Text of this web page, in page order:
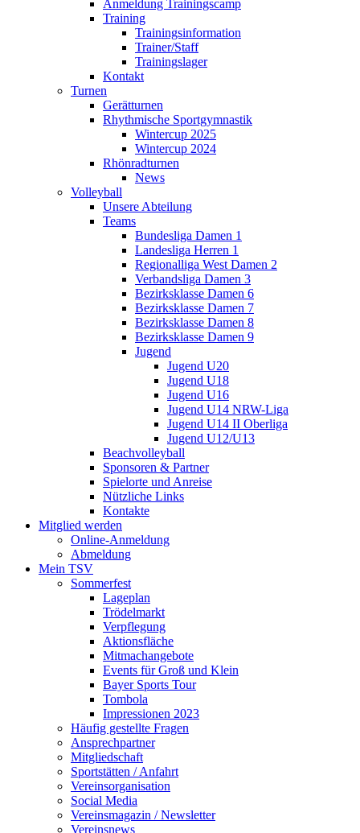
Anmeldung Trainingscamp
Training
Trainingsinformation
Trainer/Staff
Trainingslager
Kontakt
Turnen
Gerätturnen
Rhythmische Sportgymnastik
Wintercup 2025
Wintercup 2024
Rhönradturnen
News
Volleyball
Unsere Abteilung
Teams
Bundesliga Damen 1
Landesliga Herren 1
Regionalliga West Damen 2
Verbandsliga Damen 3
Bezirksklasse Damen 6
Bezirksklasse Damen 7
Bezirksklasse Damen 8
Bezirksklasse Damen 9
Jugend
Jugend U20
Jugend U18
Jugend U16
Jugend U14 NRW-Liga
Jugend U14 II Oberliga
Jugend U12/U13
Beachvolleyball
Sponsoren & Partner
Spielorte und Anreise
Nützliche Links
Kontakte
Mitglied werden
Online-Anmeldung
Abmeldung
Mein TSV
Sommerfest
Lageplan
Trödelmarkt
Verpflegung
Aktionsfläche
Mitmachangebote
Events für Groß und Klein
Bayer Sports Tour
Tombola
Impressionen 2023
Häufig gestellte Fragen
Ansprechpartner
Mitgliedschaft
Sportstätten / Anfahrt
Vereinsorganisation
Social Media
Vereinsmagazin / Newsletter
Vereinsnews